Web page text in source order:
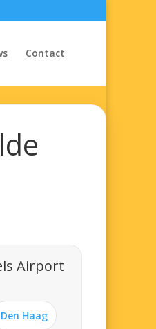
Contact
Airport
Den Haag